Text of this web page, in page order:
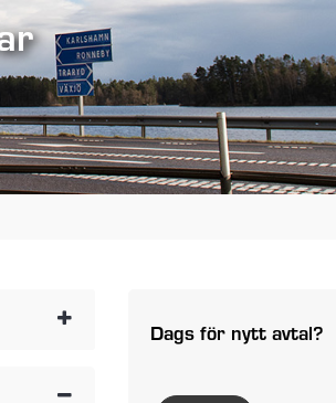
Dags för nytt avtal?